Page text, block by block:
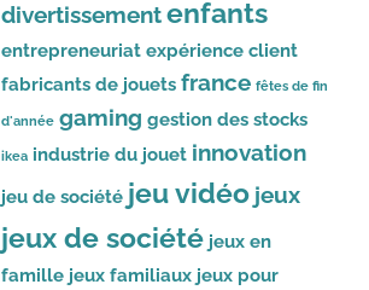
divertissementenfants
entrepreneuriat expérience client
fabricants de jouets france fêtes de fin
d'année gaming gestion des stocks
ikea industrie du jouet innovation
jeu de société jeu vidéo jeux
jeux de société jeux en
famille jeux familiaux jeux pour